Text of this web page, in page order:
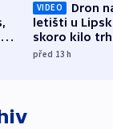
VIDEO
Dron
letišti u
skoro kilo
indicie
před 13h